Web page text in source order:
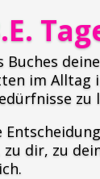
Buches deine
im Alltag
zu
zu dir, zu